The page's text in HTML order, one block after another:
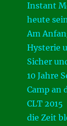
Instant
heute
Am
Hysterie
Sicher
10 Jahre
Camp an
CLT 2015
die Zeit